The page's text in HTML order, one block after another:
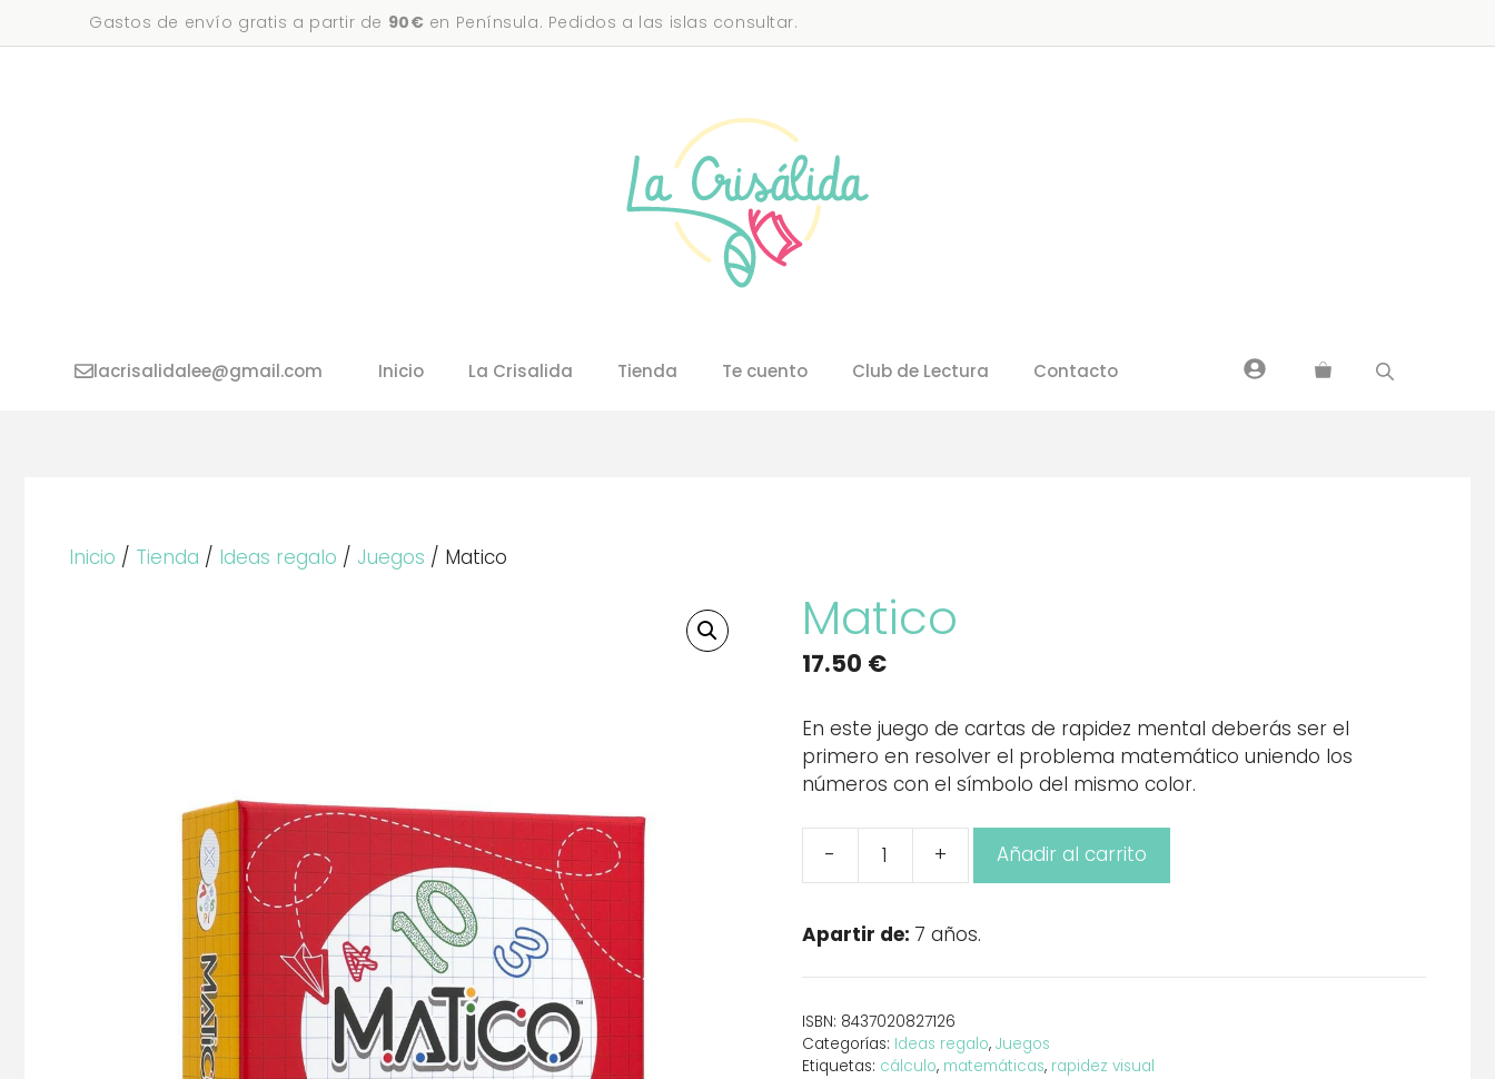
al
Gastos de envío gratis a partir de 90€ en Península. Pedidos a las islas consultar.
Inicio La Crisalida Tienda Te cuento Club de Lectura Contacto
lacrisalidalee@gmail.com
Inicio / Tienda / Ideas regalo / Juegos / Matico
Matico
17.50 €
En este juego de cartas de rapidez mental deberás ser el
primero en resolver el problema matemático uniendo los
números con el símbolo del mismo color.
- + Añadir al carrito
Apartir de: 7 años.
ISBN: 8437020827126
Categorías: Ideas regalo, Juegos
Etiquetas: cálculo, matemáticas, rapidez visual